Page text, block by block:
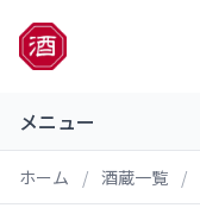
メニュー
ホーム / 酒蔵一覧 /